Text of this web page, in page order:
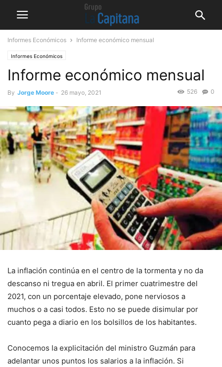
Informes Económicos Informe económico mensual
Informes Económicos
Informe económico mensual
By Jorge Moore - 26 mayo, 2021 0
526
La inflación continúa en el centro de la tormenta y no da
descanso ni tregua en abril. El primer cuatrimestre del
2021, con un porcentaje elevado, pone nerviosos a
muchos o a casi todos. Esto no se puede disimular por
cuanto pega a diario en los bolsillos de los habitantes.
Conocemos la explicitación del ministro Guzmán para
adelantar unos puntos los salarios a la inflación. Si